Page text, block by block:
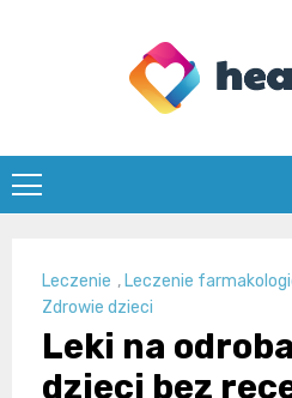
Leczenie ,Leczenie
Zdrowie dzieci
Leki na
dzieci bez